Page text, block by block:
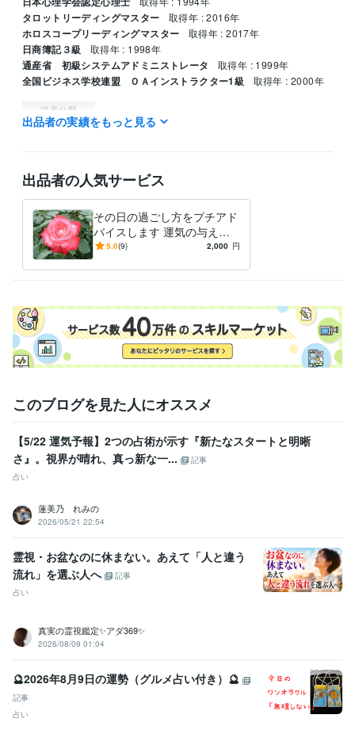
タロットリーディングマスター 取得年 : 2016年
ホロスコープリーディングマスター 取得年 : 2017年
日商簿記３級 取得年 : 1998年
通産省 初級システムアドミニストレータ 取得年 : 1999年
全国ビジネス学校連盟 ＯＡインストラクター1級 取得年 : 2000年
得意分野
占い 仕事上の人間関係　企業の本音
出品者の実績をもっと見る
出品者の人気サービス
その日の過ごし方をプチアド
バイスします 運気の与える
神秘の世界を覗いてみません
5.0(9) 2,000 円
このブログを見た人にオススメ
【5/22 運気予報】2つの占術が示す『新たなスタートと明晰
さ』。視界が晴れ、真っ新な一...
記事
占い
蓮美乃 れみの
2026/05/21 22:54
霊視・お盆なのに休まない。あえて「人と違う
流れ」を選ぶ人へ
記事
占い
真実の霊視鑑定✨アダ369✨
2026/08/09 01:04
🔮2026年8月9日の運勢（グルメ占い付き）🔮
記事
占い